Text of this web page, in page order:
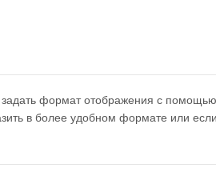
задать формат отображения с
в более удобном формате или